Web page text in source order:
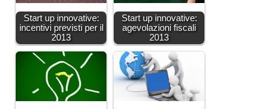
Start up innovative:
incentivi previsti per il
2013
Start up innovative:
agevolazioni fiscali
2013